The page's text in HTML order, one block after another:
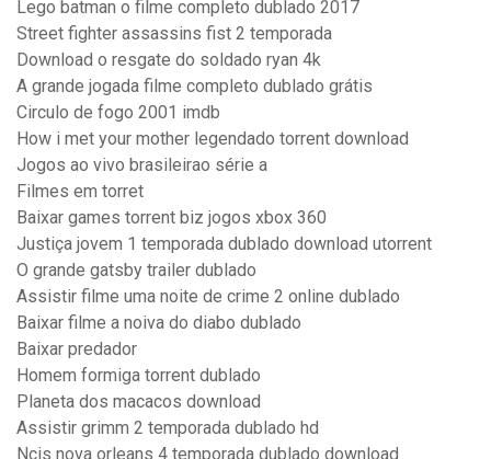
Lego batman o filme completo dublado 2017
Street fighter assassins fist 2 temporada
Download o resgate do soldado ryan 4k
A grande jogada filme completo dublado grátis
Circulo de fogo 2001 imdb
How i met your mother legendado torrent download
Jogos ao vivo brasileirao série a
Filmes em torret
Baixar games torrent biz jogos xbox 360
Justiça jovem 1 temporada dublado download utorrent
O grande gatsby trailer dublado
Assistir filme uma noite de crime 2 online dublado
Baixar filme a noiva do diabo dublado
Baixar predador
Homem formiga torrent dublado
Planeta dos macacos download
Assistir grimm 2 temporada dublado hd
Ncis nova orleans 4 temporada dublado download